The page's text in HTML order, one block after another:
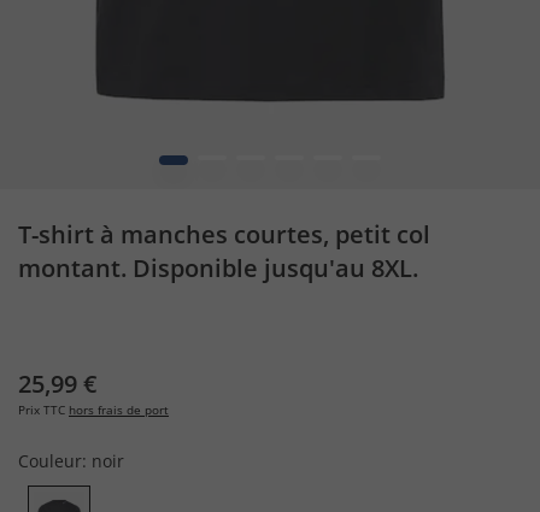
1
T-shirt à manches courtes, petit col
montant. Disponible jusqu'au 8XL.
25,99 €
Prix TTC hors frais de port
Couleur: noir